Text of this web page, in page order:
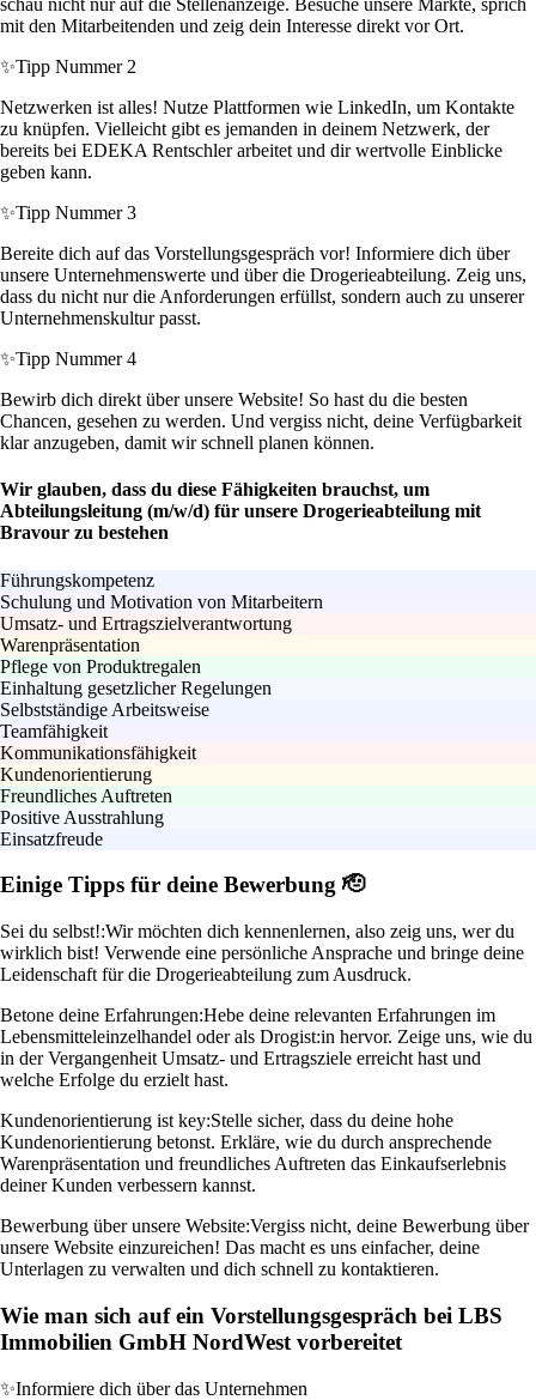
schau nicht nur auf die Stellenanzeige. Besuche unsere Märkte, sprich
mit den Mitarbeitenden und zeig dein Interesse direkt vor Ort.
✨Tipp Nummer 2
Netzwerken ist alles! Nutze Plattformen wie LinkedIn, um Kontakte
zu knüpfen. Vielleicht gibt es jemanden in deinem Netzwerk, der
bereits bei EDEKA Rentschler arbeitet und dir wertvolle Einblicke
geben kann.
✨Tipp Nummer 3
Bereite dich auf das Vorstellungsgespräch vor! Informiere dich über
unsere Unternehmenswerte und über die Drogerieabteilung. Zeig uns,
dass du nicht nur die Anforderungen erfüllst, sondern auch zu unserer
Unternehmenskultur passt.
✨Tipp Nummer 4
Bewirb dich direkt über unsere Website! So hast du die besten
Chancen, gesehen zu werden. Und vergiss nicht, deine Verfügbarkeit
klar anzugeben, damit wir schnell planen können.
Wir glauben, dass du diese Fähigkeiten brauchst, um
Abteilungsleitung (m/w/d) für unsere Drogerieabteilung mit
Bravour zu bestehen
Führungskompetenz
Schulung und Motivation von Mitarbeitern
Umsatz- und Ertragszielverantwortung
Warenpräsentation
Pflege von Produktregalen
Einhaltung gesetzlicher Regelungen
Selbstständige Arbeitsweise
Teamfähigkeit
Kommunikationsfähigkeit
Kundenorientierung
Freundliches Auftreten
Positive Ausstrahlung
Einsatzfreude
Einige Tipps für deine Bewerbung 🫡
Sei du selbst!:Wir möchten dich kennenlernen, also zeig uns, wer du
wirklich bist! Verwende eine persönliche Ansprache und bringe deine
Leidenschaft für die Drogerieabteilung zum Ausdruck.
Betone deine Erfahrungen:Hebe deine relevanten Erfahrungen im
Lebensmitteleinzelhandel oder als Drogist:in hervor. Zeige uns, wie du
in der Vergangenheit Umsatz- und Ertragsziele erreicht hast und
welche Erfolge du erzielt hast.
Kundenorientierung ist key:Stelle sicher, dass du deine hohe
Kundenorientierung betonst. Erkläre, wie du durch ansprechende
Warenpräsentation und freundliches Auftreten das Einkaufserlebnis
deiner Kunden verbessern kannst.
Bewerbung über unsere Website:Vergiss nicht, deine Bewerbung über
unsere Website einzureichen! Das macht es uns einfacher, deine
Unterlagen zu verwalten und dich schnell zu kontaktieren.
Wie man sich auf ein Vorstellungsgespräch bei LBS
Immobilien GmbH NordWest vorbereitet
✨Informiere dich über das Unternehmen